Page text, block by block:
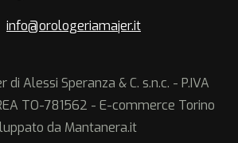
info@orologeriamajer.it
di Alessi Speranza & C. s.n.c. - P.IVA
TO-781562 - E-commerce Torino
da Mantanera.it